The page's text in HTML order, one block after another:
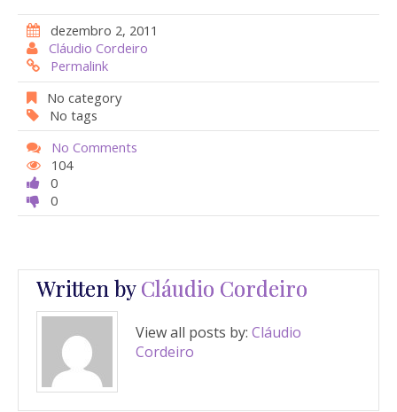
e
b
o
o
k
at
s
A
p
p
itt
er
er
st
dezembro 2, 2011
Cláudio Cordeiro
Permalink
No category
No tags
No Comments
104
0
0
Written byCláudio Cordeiro
View all posts by: Cláudio
Cordeiro